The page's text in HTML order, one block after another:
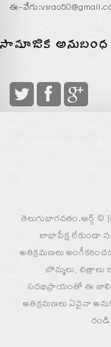
ఈ-వేగు:
సామాజిక అనుబంధ
తెలుగుభాగవతం.ఆర్గ్ ©
లాభాపేక్ష లేకుండా
అతిక్రమణలు
బొమ్మలు,
సదభిప్రాయంతో ఈ
అతిక్రమణలు ఏవైనా